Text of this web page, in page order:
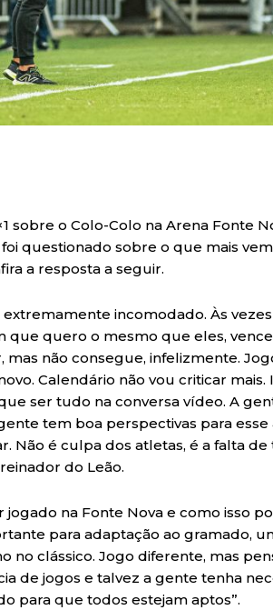
sobre o Colo-Colo na Arena Fonte
questionado sobre o que mais
a resposta a seguir.
incomodado. Às
que quero o mesmo que eles,
não consegue, infelizmente.
Calendário não vou criticar mais.
ser tudo na conversa vídeo. A
tem boa perspectivas para esse
Não é culpa dos atletas, é a falta de
do Leão.
na Fonte Nova e como isso
para adaptação ao gramado,
no clássico. Jogo diferente, mas
de jogos e talvez a gente tenha
para que todos estejam aptos”.